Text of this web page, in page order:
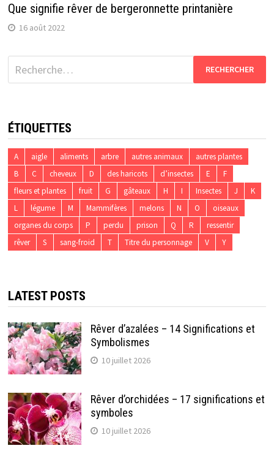
Que signifie rêver de bergeronnette printanière
16 août 2022
Rechercher :
ÉTIQUETTES
A aigle aliments arbre autres animaux
autres plantes
B
C cheveux D des haricots d’insectes E
F
fleurs et plantes
fruit G gâteaux H I Insectes J
K
L
légume M Mammifères melons N O
oiseaux
organes du corps
P perdu prison Q R
ressentir
rêver
S sang-froid T Titre du personnage V Y
LATEST POSTS
Rêver d’azalées – 14 Significations et
Symbolismes
10 juillet 2026
Rêver d’orchidées – 17 significations et
symboles
10 juillet 2026